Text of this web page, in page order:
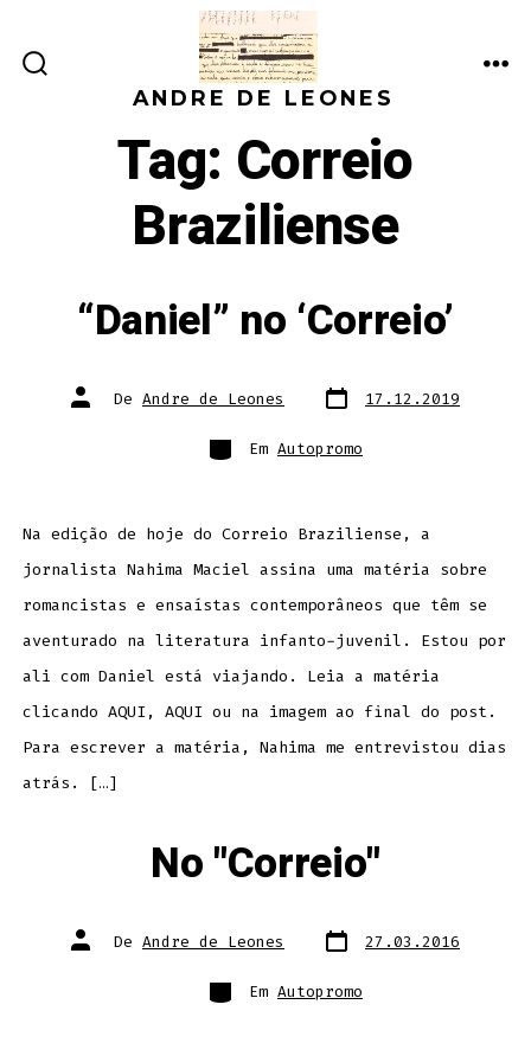
direto
PESQUISAANDRE DE LEONES
Tag: Correio
Braziliense
“Daniel” no ‘Correio’
Autor
do De Andre de Leones Data
do
17.12.2019
Categorias
Em Autopromo
Na edição de hoje do Correio Braziliense, a
jornalista Nahima Maciel assina uma matéria sobre
romancistas e ensaístas contemporâneos que têm se
aventurado na literatura infanto-juvenil. Estou por
ali com Daniel está viajando. Leia a matéria
clicando AQUI, AQUI ou na imagem ao final do post.
Para escrever a matéria, Nahima me entrevistou dias
atrás. […]
No "Correio"
Autor
do De Andre de Leones Data
do
27.03.2016
Categorias
Em Autopromo